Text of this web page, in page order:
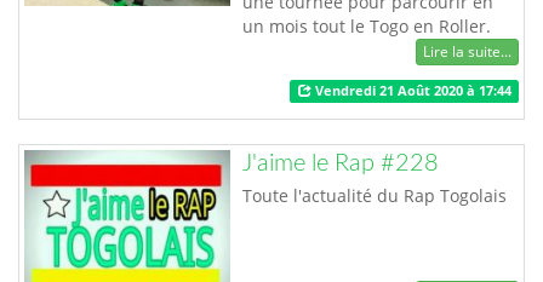
un mois tout le Togo en Roller.
Grand passionné de la discipline,
il réalise cet exploit dans le cadre
de la 1ère édition de la tournée
nationale de promotion du roller
au Togo, qui a pour objectif de
promouvoir le Roller au Togo et
offrir l’opportunité…
Lire la suite...
Vendredi 21 Août 2020 à 17:44
J'aime le Rap #228
Toute l'actualité du Rap Togolais